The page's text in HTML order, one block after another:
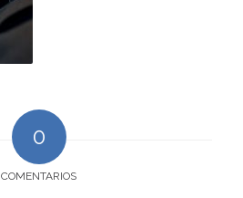
0
COMENTARIOS